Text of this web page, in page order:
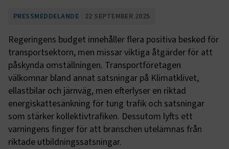
PRESSMEDDELANDE 22 SEPTEMBER 2025
Regeringens budget innehåller flera positiva besked för
transportsektorn, men missar viktiga åtgärder för att
påskynda omställningen. Transportföretagen
välkomnar bland annat satsningar på Klimatklivet,
ellastbilar och järnväg, men efterlyser en riktad
energiskattesänkning för tung trafik och satsningar
som stärker kollektivtrafiken. Dessutom lyfts ett
varningens finger för att branschen utelämnas från
riktade utbildningssatsningar.